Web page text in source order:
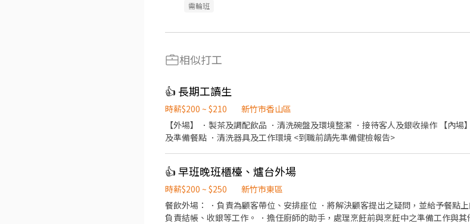
需輪班
相似打工
👍 長期工讀生
時薪$200 ~ $210
新竹市香山區
【外場】 ．製茶及調配飲品 ．清洗碗盤及環境整潔 ．接待客人及銀收操作 【內
及準備餐點 ．清洗器具及工作環境 <到職前請先準備健檢報告>
👍 早班晚班櫃檯、爐台外場
時薪$200 ~ $250
新竹市東區
餐飲外場： ．負責為顧客帶位、安排座位 ．將解決顧客提出之疑問，並給予餐點
負責結帳、收銀等工作。 ．擔任廚師的助手，處理烹飪前與烹飪中之準備工作與